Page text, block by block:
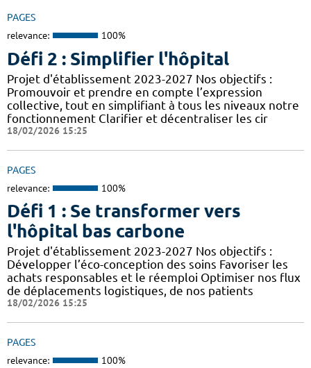
PAGES
relevance: 100%
Défi 2 : Simplifier l'hôpital
Projet d'établissement 2023-2027 Nos objectifs :
Promouvoir et prendre en compte l’expression
collective, tout en simplifiant à tous les niveaux notre
fonctionnement Clarifier et décentraliser les cir
18/02/2026 15:25
PAGES
relevance: 100%
Défi 1 : Se transformer vers
l'hôpital bas carbone
Projet d'établissement 2023-2027 Nos objectifs :
Développer l’éco-conception des soins Favoriser les
achats responsables et le réemploi Optimiser nos flux
de déplacements logistiques, de nos patients
18/02/2026 15:25
PAGES
relevance: 100%